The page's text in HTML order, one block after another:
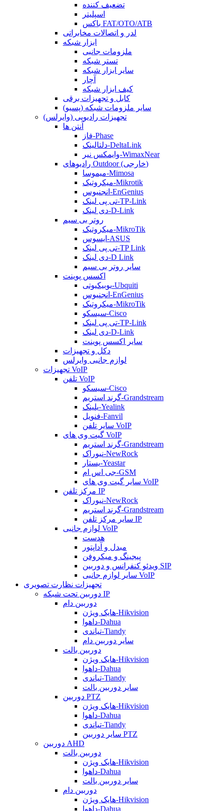
تضعیف کننده
اسپلیتر
باکس FAT/OTO/ATB
لدر و اتصالات مخابراتی
ابزار شبکه
ملزومات جانبی
تستر شبکه
سایر ابزار شبکه
آچار
کیف ابزار شبکه
کابل و تجهیزات برقی
سایر ملزومات شبکه (پسیو)
تجهیزات رادیویی (وایرلس)
آنتن ها
فاز-Phase
دلتالینک-DeltaLink
وایمکس نیر-WimaxNear
رادیوهای Outdoor (خارجی)
میموسا-Mimosa
میکروتیک-Mikrotik
انجنیوس-EnGenius
تی پی لینک-TP-Link
دی لینک-D-Link
روتر بی سیم
میکروتیک-MikroTik
ایسوس-ASUS
تی پی لینک-TP Link
دی لینک-D Link
سایر روتر بی سیم
اکسس پوینت
یوبیکیوتی-Ubquiti
انجنیوس-EnGenius
میکروتیک-MikroTik
سیسکو-Cisco
تی پی لینک-TP-Link
دی لینک-D-Link
سایر اکسس پوینت
دکل و تجهیزات
لوازم جانبی وایرلس
تجهیزات VoIP
تلفن VoIP
سیسکو-Cisco
گرند استریم-Grandstream
یلینک-Yealink
فنویل-Fanvil
سایر تلفن VoIP
گیت وی های VoIP
گرند استریم-Grandstream
نیوراک-NewRock
یستار-Yeastar
جی اس ام-GSM
سایر گیت وی های VoIP
مرکز تلفن IP
نیوراک-NewRock
گرند استریم-Grandstream
سایر مرکز تلفن IP
لوازم جانبی VoIP
هدست
مبدل و آداپتور
پیجینگ و میکروفن
ویدئو کنفرانس و دوربین SIP
سایر لوازم جانبی VoIP
تجهیزات نظارت تصویری
دوربین تحت شبکه IP
دوربین دام
هایک ویژن-Hikvision
داهوا-Dahua
تیاندی-Tiandy
سایر دوربین دام
دوربین بالت
هایک ویژن-Hikvision
داهوا-Dahua
تیاندی-Tiandy
سایر دوربین بالت
دوربین PTZ
هایک ویژن-Hikvision
داهوا-Dahua
تیاندی-Tiandy
سایر دوربین PTZ
دوربین AHD
دوربین بالت
هایک ویژن-Hikvision
داهوا-Dahua
سایر دوربین بالت
دوربین دام
هایک ویژن-Hikvision
داهوا-Dahua